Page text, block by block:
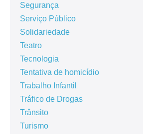
Segurança
Serviço Público
Solidariedade
Teatro
Tecnologia
Tentativa de homicídio
Trabalho Infantil
Tráfico de Drogas
Trânsito
Turismo